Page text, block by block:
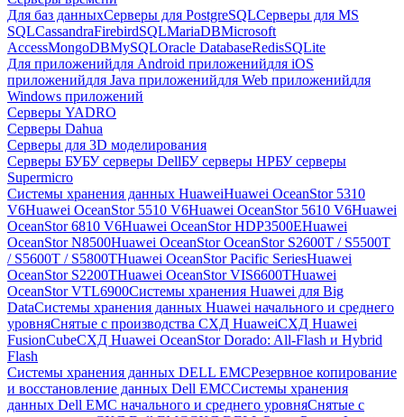
Для баз данныхСерверы для PostgreSQLСерверы для MS
SQLCassandraFirebirdSQLMariaDBMicrosoft
AccessMongoDBMySQLOracle DatabaseRedisSQLite
Для приложенийдля Android приложенийдля iOS
приложенийдля Java приложенийдля Web приложенийдля
Windows приложений
Серверы YADRO
Серверы Dahua
Серверы для 3D моделирования
Серверы БУБУ серверы DellБУ серверы HPБУ серверы
Supermicro
Системы хранения данных HuaweiHuawei OceanStor 5310
V6Huawei OceanStor 5510 V6Huawei OceanStor 5610 V6Huawei
OceanStor 6810 V6Huawei OceanStor HDP3500EHuawei
OceanStor N8500Huawei OceanStor OceanStor S2600T / S5500T
/ S5600T / S5800THuawei OceanStor Pacific SeriesHuawei
OceanStor S2200THuawei OceanStor VIS6600THuawei
OceanStor VTL6900Системы хранения Huawei для Big
DataСистемы хранения данных Huawei начального и среднего
уровняСнятые с производства СХД HuaweiСХД Huawei
FusionCubeСХД Huawei OceanStor Dorado: All-Flash и Hybrid
Flash
Системы хранения данных DELL EMCРезервное копирование
и восстановление данных Dell EMCСистемы хранения
данных Dell EMC начального и среднего уровняСнятые с